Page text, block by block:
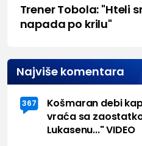
Trener Tobola: "Hteli
napada po krilu"
Najviše komentara
367
Košmaran debi
vraća sa
Lukasenu..." VIDEO